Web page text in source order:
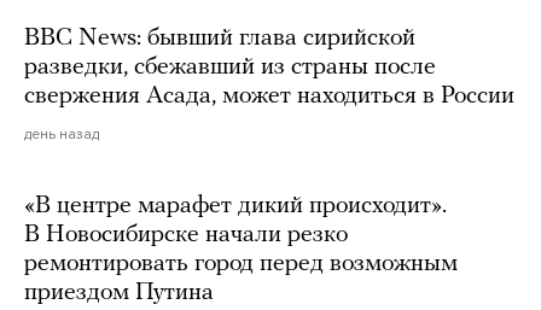
BBC News: бывший глава сирийской
разведки, сбежавший из страны после
свержения Асада, может находиться в России
день назад
«В центре марафет дикий происходит».
В Новосибирске начали резко
ремонтировать город перед возможным
приездом Путина